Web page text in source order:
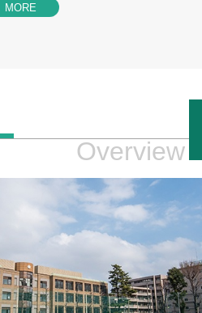
MORE
Overview